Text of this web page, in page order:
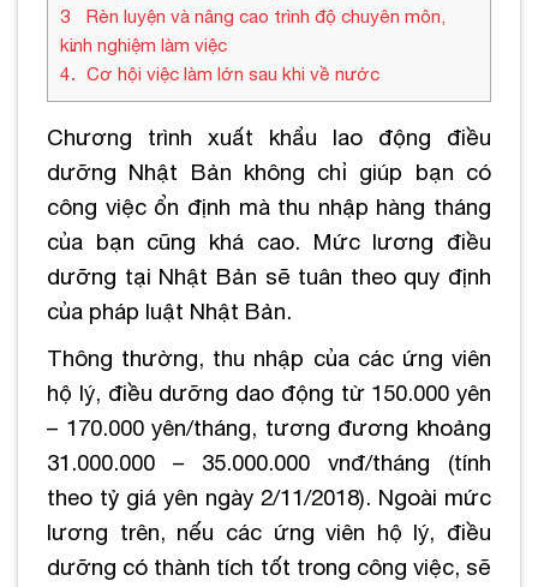
3
Rèn luyện và nâng cao trình độ chuyên môn,
kinh nghiệm làm việc
4
Cơ hội việc làm lớn sau khi về nước
Chương trình xuất khẩu lao động điều
dưỡng Nhật Bản không chỉ giúp bạn có
công việc ổn định mà thu nhập hàng tháng
của bạn cũng khá cao. Mức lương điều
dưỡng tại Nhật Bản sẽ tuân theo quy định
của pháp luật Nhật Bản.
Thông thường, thu nhập của các ứng viên
hộ lý, điều dưỡng dao động từ 150.000 yên
– 170.000 yên/tháng, tương đương khoảng
31.000.000 – 35.000.000 vnđ/tháng (tính
theo tỷ giá yên ngày 2/11/2018). Ngoài mức
lương trên, nếu các ứng viên hộ lý, điều
dưỡng có thành tích tốt trong công việc, sẽ